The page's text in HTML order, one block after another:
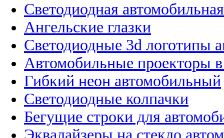
Светодиодная
Ангельские глазки
Светодиодные 3d логотипы
Автомобильные проекторы
Гибкий неон автомобильный
Светодиодные колпачки
Бегущие строки для